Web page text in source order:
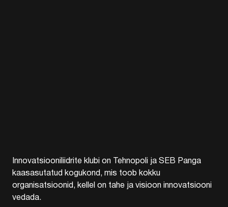
Innovatsiooniliidrite klubi on Tehnopoli ja SEB Panga
kaasasutatud kogukond, mis toob kokku
organisatsioonid, kellel on tahe ja visioon innovatsiooni
vedada.